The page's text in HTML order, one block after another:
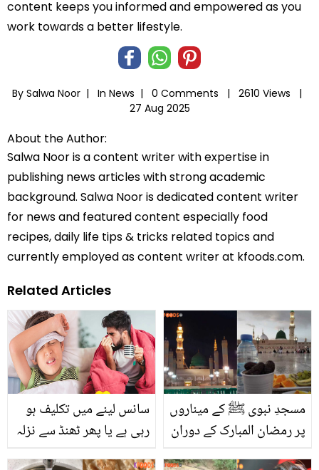
content keeps you informed and empowered as you
work towards a better lifestyle.
By Salwa Noor | In News | 0 Comments |
2610 Views |
27 Aug 2025
About the Author:
Salwa Noor is a content writer with expertise in
publishing news articles with strong academic
background. Salwa Noor is dedicated content writer
for news and featured content especially food
recipes, daily life tips & tricks related topics and
currently employed as content writer at kfoods.com.
Related Articles
سانس لینے میں تکلیف ہو
رہی ہے یا پھر ٹھنڈ سے نزلہ
مسجدِ نبوی ﷺ کے میناروں
پر رمضان المبارک کے دوران